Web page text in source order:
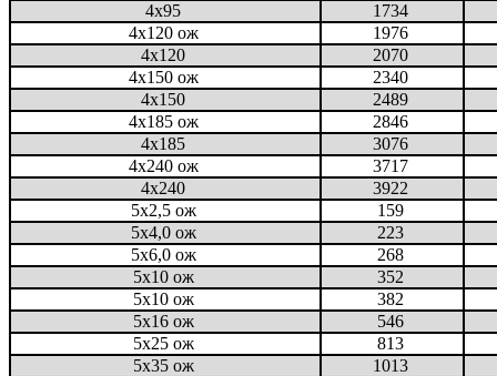
4x95
1734
4x120 ож
1976
4x120
2070
4x150 ож
2340
4x150
2489
4x185 ож
2846
4x185
3076
4x240 ож
3717
4x240
3922
5x2,5 ож
159
5x4,0 ож
223
5x6,0 ож
268
5x10 ож
352
5х10 ож
382
5х16 ож
546
5х25 ож
813
5х35 ож
1013